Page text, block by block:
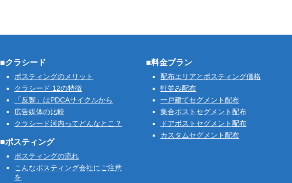
■クラシード
ポスティングのメリット
クラシード 12の特徴
「反響」はPDCAサイクルから
広告媒体の比較
クラシード河内ってどんなとこ？
■ポスティング
ポスティングの流れ
こんなポスティング会社にご注意
を
■料金プラン
配布エリアとポスティング価格
軒並み配布
一戸建てセグメント配布
集合ポストセグメント配布
ドアポストセグメント配布
カスタムセグメント配布